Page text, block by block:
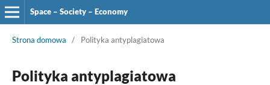
Space – Society – Economy
Strona domowa / Polityka antyplagiatowa
Polityka antyplagiatowa